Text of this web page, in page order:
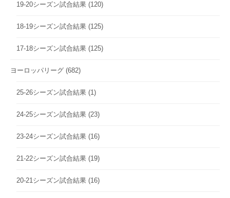
19-20シーズン試合結果 (120)
18-19シーズン試合結果 (125)
17-18シーズン試合結果 (125)
ヨーロッパリーグ (682)
25-26シーズン試合結果 (1)
24-25シーズン試合結果 (23)
23-24シーズン試合結果 (16)
21-22シーズン試合結果 (19)
20-21シーズン試合結果 (16)